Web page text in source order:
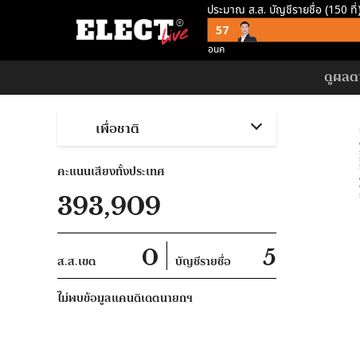
ประมาณ ส.ส. บัญชีรายชื่อ (150 ที่)
57
อนค
ประมาณ ส.ส. พึงมี ตามจุดยืนพร
ดูผล
เพื่อชาติ
คะแนนเสียงทั้งประเทศ
393,909
ส.ส.เขต 0 บัญชีรายชื่อ 5
ไม่พบข้อมูลแคนดิเดตนายกฯ